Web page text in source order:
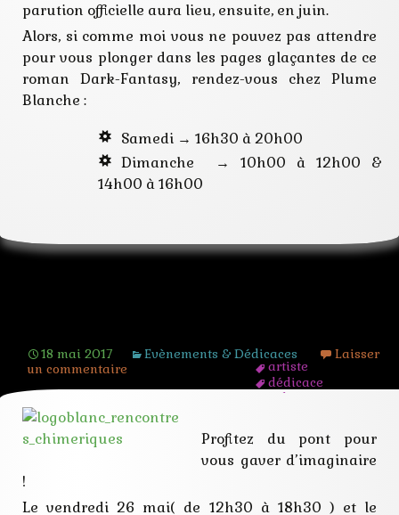
parution officielle aura lieu, ensuite, en juin.
Alors, si comme moi vous ne pouvez pas attendre
pour vous plonger dans les pages glaçantes de ce
roman Dark-Fantasy, rendez-vous chez Plume
Blanche :
Samedi → 16h30 à 20h00
Dimanche → 10h00 à 12h00 &
14h00 à 16h00
18 mai 2017 Evènements & Dédicaces
artiste
dédicace
egly
festival
fete
loisir
Laisser
un commentaire
Profitez du pont pour
vous gaver d’imaginaire
!
Le vendredi 26 mai( de 12h30 à 18h30 ) et le